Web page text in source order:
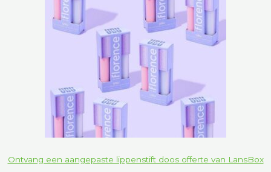
Ontvang een aangepaste lippenstift doos offerte van LansBox